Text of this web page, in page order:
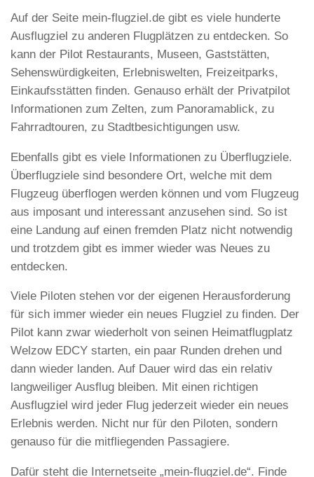
Auf der Seite mein-flugziel.de gibt es viele hunderte
Ausflugziel zu anderen Flugplätzen zu entdecken. So
kann der Pilot Restaurants, Museen, Gaststätten,
Sehenswürdigkeiten, Erlebniswelten, Freizeitparks,
Einkaufsstätten finden. Genauso erhält der Privatpilot
Informationen zum Zelten, zum Panoramablick, zu
Fahrradtouren, zu Stadtbesichtigungen usw.
Ebenfalls gibt es viele Informationen zu Überflugziele.
Überflugziele sind besondere Ort, welche mit dem
Flugzeug überflogen werden können und vom Flugzeug
aus imposant und interessant anzusehen sind. So ist
eine Landung auf einen fremden Platz nicht notwendig
und trotzdem gibt es immer wieder was Neues zu
entdecken.
Viele Piloten stehen vor der eigenen Herausforderung
für sich immer wieder ein neues Flugziel zu finden. Der
Pilot kann zwar wiederholt von seinen Heimatflugplatz
Welzow EDCY starten, ein paar Runden drehen und
dann wieder landen. Auf Dauer wird das ein relativ
langweiliger Ausflug bleiben. Mit einen richtigen
Ausflugziel wird jeder Flug jederzeit wieder ein neues
Erlebnis werden. Nicht nur für den Piloten, sondern
genauso für die mitfliegenden Passagiere.
Dafür steht die Internetseite „mein-flugziel.de“. Finde